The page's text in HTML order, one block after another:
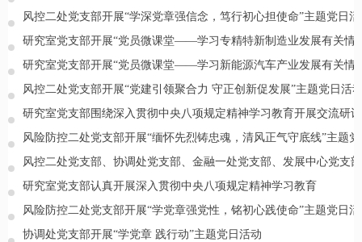
风控二处党支部开展“学深党章强信念，笃行初心担使命”主题党日
研究室党支部开展“党员微课堂——学习专精特新制造业发展有关情
研究室党支部开展“党员微课堂——学习新能源汽车产业发展有关情
风控二处党支部开展“党建引领聚合力 守正创新促发展”主题党日活
研究室党支部围绕深入贯彻中央八项规定精神学习教育开展交流研讨
风险防控二处党支部开展“缅怀先烈铸忠魂，清风正气守底线”主题
研究室党支部认真开展深入贯彻中央八项规定精神学习教育
风险防控二处党支部开展“学党章强党性，铭初心践使命”主题党日
协调处党支部开展“学党章 践行动”主题党日活动